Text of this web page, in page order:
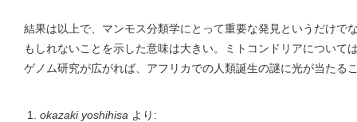
結果は以上で、マンモス分類学にとって重要な発見というだけで
もしれないことを示した意味は大きい。ミトコンドリアについて
ゲノム研究が広がれば、アフリカでの人類誕生の謎に光が当たる
okazaki yoshihisa より: